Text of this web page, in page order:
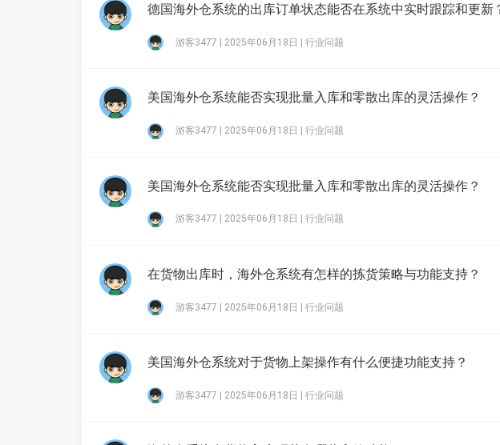
德国海外仓系统的出库订单状态能否在系统中实时跟踪和更新
游客3477 | 2025年06月18日 | 行业问题
美国海外仓系统能否实现批量入库和零散出库的灵活操作？​
游客3477 | 2025年06月18日 | 行业问题
美国海外仓系统能否实现批量入库和零散出库的灵活操作？
游客3477 | 2025年06月18日 | 行业问题
在货物出库时，海外仓系统有怎样的拣货策略与功能支持？
游客3477 | 2025年06月18日 | 行业问题
美国海外仓系统对于货物上架操作有什么便捷功能支持？
游客3477 | 2025年06月18日 | 行业问题